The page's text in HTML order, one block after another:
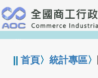
跳
到
主
要
:::
||首頁〉統計專區〉